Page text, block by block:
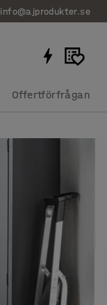
info@ajprodukter.se
Offertförfrågan